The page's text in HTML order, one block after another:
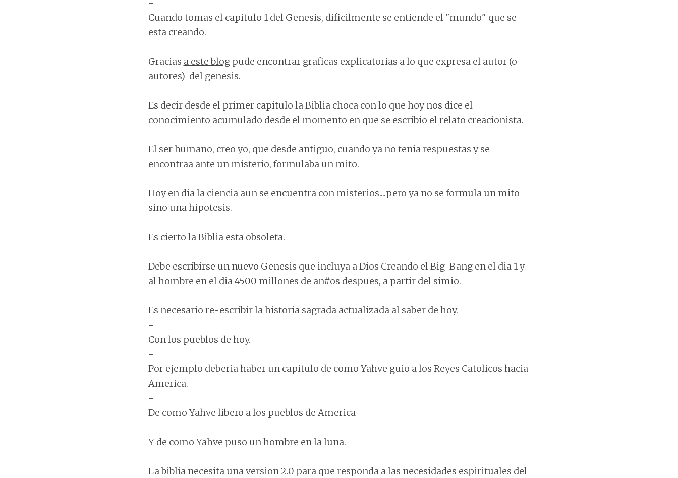
-
Cuando tomas el capitulo 1 del Genesis, dificilmente se entiende el "mundo" que se
esta creando.
-
Gracias a este blogpude encontrar graficas explicatorias a lo que expresa el autor (o
autores) del genesis.
-
Es decir desde el primer capitulo la Biblia choca con lo que hoy nos dice el
conocimiento acumulado desde el momento en que se escribio el relato creacionista.
-
El ser humano, creo yo, que desde antiguo, cuando ya no tenia respuestas y se
encontraa ante un misterio, formulaba un mito.
-
Hoy en dia la ciencia aun se encuentra con misterios....pero ya no se formula un mito
sino una hipotesis.
-
Es cierto la Biblia esta obsoleta.
-
Debe escribirse un nuevo Genesis que incluya a Dios Creando el Big-Bang en el dia 1 y
al hombre en el dia 4500 millones de an#os despues, a partir del simio.
-
Es necesario re-escribir la historia sagrada actualizada al saber de hoy.
-
Con los pueblos de hoy.
-
Por ejemplo deberia haber un capitulo de como Yahve guio a los Reyes Catolicos hacia
America.
-
De como Yahve libero a los pueblos de America
-
Y de como Yahve puso un hombre en la luna.
-
La biblia necesita una version 2.0 para que responda a las necesidades espirituales del